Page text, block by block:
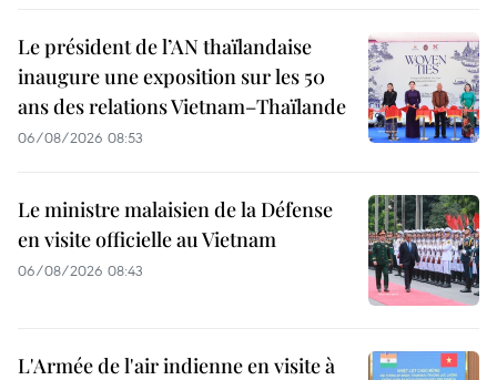
Le président de l’AN thaïlandaise
inaugure une exposition sur les 50
ans des relations Vietnam–Thaïlande
06/08/2026 08:53
Le ministre malaisien de la Défense
en visite officielle au Vietnam
06/08/2026 08:43
L'Armée de l'air indienne en visite à